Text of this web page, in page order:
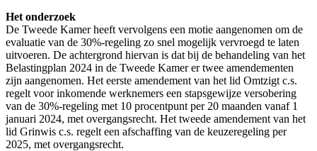
Het onderzoek
De Tweede Kamer heeft vervolgens een motie aangenomen om de
evaluatie van de 30%-regeling zo snel mogelijk vervroegd te laten
uitvoeren. De achtergrond hiervan is dat bij de behandeling van het
Belastingplan 2024 in de Tweede Kamer er twee amendementen
zijn aangenomen. Het eerste amendement van het lid Omtzigt c.s.
regelt voor inkomende werknemers een stapsgewijze versobering
van de 30%-regeling met 10 procentpunt per 20 maanden vanaf 1
januari 2024, met overgangsrecht. Het tweede amendement van het
lid Grinwis c.s. regelt een afschaffing van de keuzeregeling per
2025, met overgangsrecht.